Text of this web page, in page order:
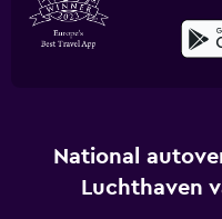
National
Luchthaven